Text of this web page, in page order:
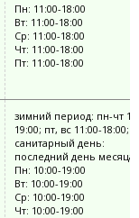
Пн: 11:00-18:00
Вт: 11:00-18:00
Ср: 11:00-18:00
Чт: 11:00-18:00
Пт: 11:00-18:00
зимний период: пн-чт
19:00; пт, вс 11:00-18:00;
санитарный день:
последний день месяца
Пн: 10:00-19:00
Вт: 10:00-19:00
Ср: 10:00-19:00
Чт: 10:00-19:00